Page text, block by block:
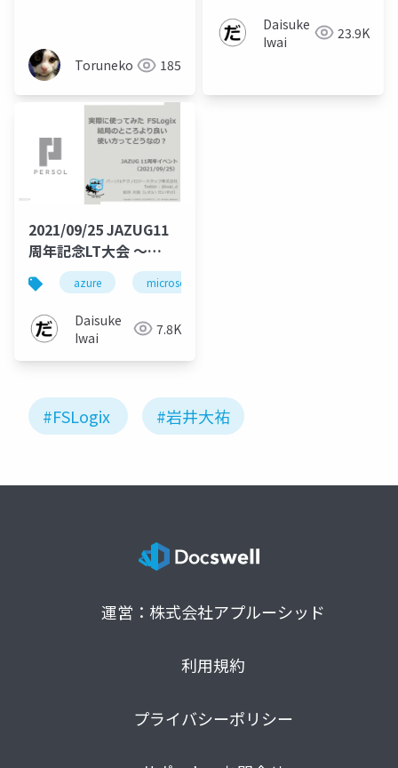
Toruneko 185
Daisuke
Iwai
23.9K
2021/09/25 JAZUG11
周年記念LT大会 ～
FSLogixのお話～
azure microsoft
Daisuke
Iwai
7.8K
#FSLogix #岩井大祐
運営：株式会社アプルーシッド
利用規約
プライバシーポリシー